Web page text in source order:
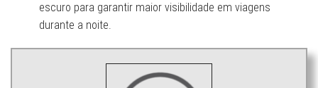
escuro para garantir maior visibilidade em viagens
durante a noite.